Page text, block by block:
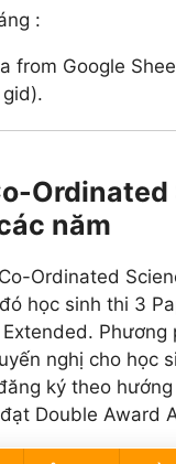
:
from Google
Ordinated
năm
Ordinated
học sinh thi 3
Phương
nghị cho học
ký theo
Double Award